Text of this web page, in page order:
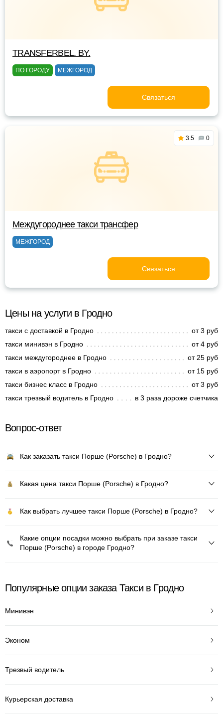
TRANSFERBEL. BY.
ПО ГОРОДУ МЕЖГОРОД
Связаться
3.5 0
Междугороднее такси трансфер
МЕЖГОРОД
Связаться
Цены на услуги в Гродно
такси с доставкой в Гродно
от 3 руб
такси минивэн в Гродно
от 4 руб
такси междугороднее в Гродно
от 25 руб
такси в аэропорт в Гродно
от 15 руб
такси бизнес класс в Гродно
от 3 руб
такси трезвый водитель в Гродно
в 3 раза дороже счетчика
Вопрос-ответ
Как заказать такси Порше (Porsche) в Гродно?
Какая цена такси Порше (Porsche) в Гродно?
Как выбрать лучшее такси Порше (Porsche) в Гродно?
Какие опции посадки можно выбрать при заказе такси
Порше (Porsche) в городе Гродно?
Популярные опции заказа Такси в Гродно
Минивэн
Эконом
Трезвый водитель
Курьерская доставка